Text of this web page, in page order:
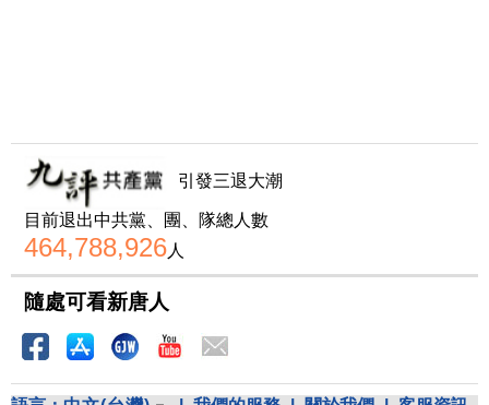
引發三退大潮
目前退出中共黨、團、隊總人數
464,788,926人
隨處可看新唐人